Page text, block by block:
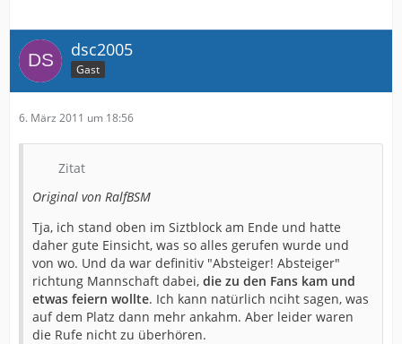
dsc2005
Gast
6. März 2011 um 18:56
Zitat
Original von RalfBSM
Tja, ich stand oben im Siztblock am Ende und hatte
daher gute Einsicht, was so alles gerufen wurde und
von wo. Und da war definitiv "Absteiger! Absteiger"
richtung Mannschaft dabei, die zu den Fans kam und
etwas feiern wollte. Ich kann natürlich nciht sagen, was
auf dem Platz dann mehr ankahm. Aber leider waren
die Rufe nicht zu überhören.